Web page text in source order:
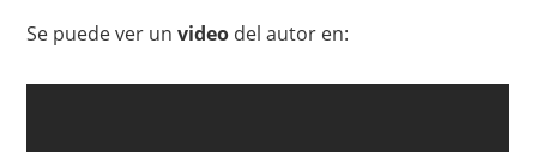
Se puede ver unvideo del autor en: